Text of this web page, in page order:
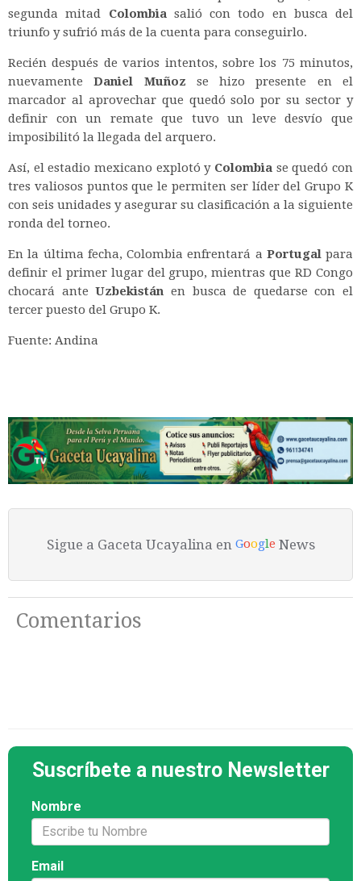
segunda mitad Colombiasalió con todo en busca del
triunfo y sufrió más de la cuenta para conseguirlo.
Recién después de varios intentos, sobre los 75 minutos,
nuevamenteDaniel Muñoz se hizo presente en el
marcador al aprovechar que quedó solo por su sector y
definir con un remate que tuvo un leve desvío que
imposibilitó la llegada del arquero.
Así, el estadio mexicano explotó y Colombia se quedó con
tres valiosos puntos que le permiten ser líder del Grupo K
con seis unidades y asegurar su clasificación a la siguiente
ronda del torneo.
En la última fecha, Colombia enfrentará a Portugalpara
definir el primer lugar del grupo, mientras que RD Congo
chocará anteUzbekistán en busca de quedarse con el
tercer puesto del Grupo K.
Fuente: Andina
Sigue a Gaceta Ucayalina en Google News
Comentarios
Suscríbete a nuestro Newsletter
Nombre
Email